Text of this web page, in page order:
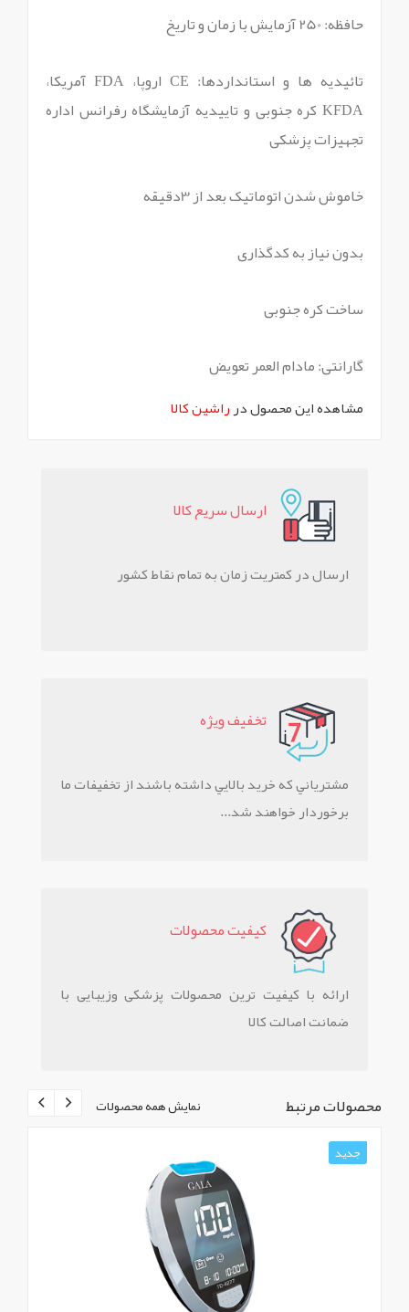
حافظه: 250 آزمایش با زمان و تاریخ
تائیدیه ها و استانداردها: CE اروپا، FDA آمریکا،
KFDA کره جنوبی و تاییدیه آزمایشگاه رفرانس اداره
تجهیزات پزشکی
خاموش شدن اتوماتیک بعد از 3دقیقه
بدون نیاز به کدگذاری
ساخت کره جنوبی
گارانتی: مادام العمر تعویض
مشاهده این محصول درراشین کالا
ارسال سريع کالا
ارسال در کمتریت زمان به تمام نقاط کشور
تخفيف ويژه
مشترياني که خريد بالايي داشته باشند از تخفيفات ما
برخوردار خواهند شد...
کيفيت محصولات
ارائه با کیفیت ترین محصولات پزشکی وزیبایی با
ضمانت اصالت کالا
نمایش همه محصولات محصولات مرتبط
جدید